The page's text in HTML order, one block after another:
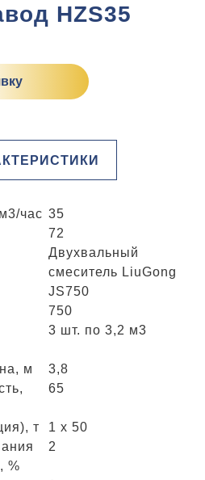
HZS35
час 35
72
Двухвальный
смеситель LiuGong
JS750
750
3 шт. по 3,2 м3
м
3,8
65
т
1 x 50
%
2